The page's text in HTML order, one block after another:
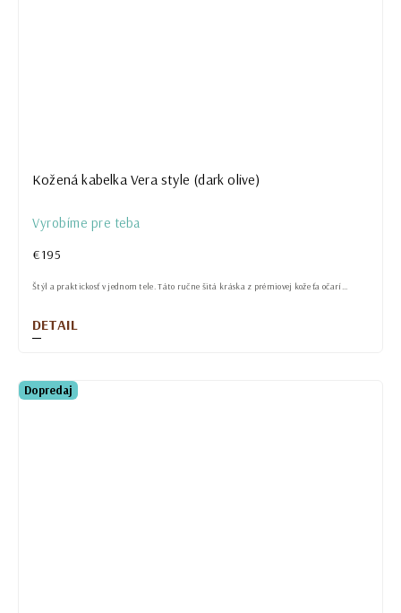
Kožená kabelka Vera style (dark olive)
Vyrobíme pre teba
€195
DETAIL
Štýl a praktickosť v jednom tele. Táto ručne šitá kráska z prémiovej kože ťa očarí...
Dopredaj